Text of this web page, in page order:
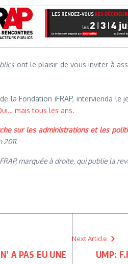
ont le plaisir de vous inviter à
la Fondation iFRAP, intervienda le
mais tous les ans.
sur les administrations et les
marquée à droite, qui publie la
A PAS EU UNE
Next Article
UMP: